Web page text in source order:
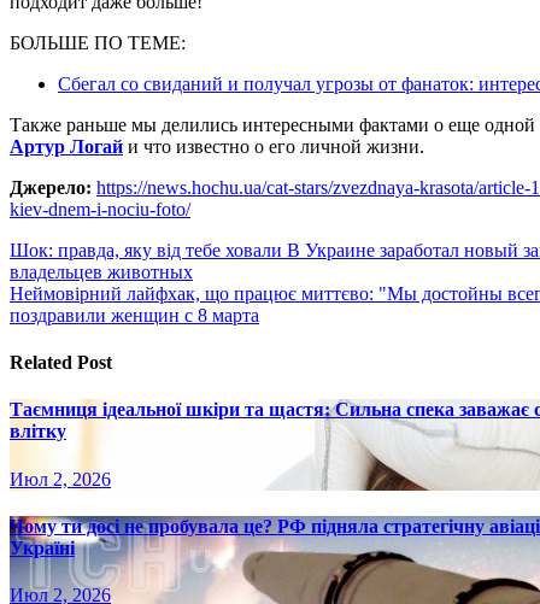
БОЛЬШЕ ПО ТЕМЕ:
Сбегал со свиданий и получал угрозы от фанаток:
Также раньше мы делились интересными фактами о еще
Артур Логай и что известно о его личной жизни.
Джерело: https://news.hochu.ua/cat-stars/zvezdnaya-krasota/
kiev-dnem-i-nociu-foto/
Навигация
по
записям
Шок: правда, яку від тебе ховали В Украине заработал новый
владельцев животных
Неймовірний лайфхак, що працює миттєво: "Мы достойны
поздравили женщин с 8 марта
Related Post
Таємниця ідеальної шкіри та щастя: Сильна спека
влітку
Июл 2, 2026
Чому ти досі не пробувала це? РФ підняла стратегічну
Україні
Июл 2, 2026